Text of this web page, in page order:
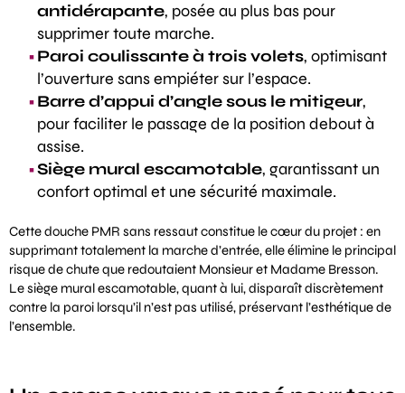
antidérapante, posée au plus bas pour
supprimer toute marche.
Paroi coulissante à trois volets, optimisant
l’ouverture sans empiéter sur l’espace.
Barre d’appui d’angle sous le mitigeur,
pour faciliter le passage de la position debout à
assise.
Siège mural escamotable, garantissant un
confort optimal et une sécurité maximale.
Cettedouche PMR sans ressaut constitue le cœur du projet : en
supprimant totalement la marche d’entrée, elle élimine le principal
risque de chute que redoutaient Monsieur et Madame Bresson.
Le siège mural escamotable, quant à lui, disparaît discrètement
contre la paroi lorsqu’il n’est pas utilisé, préservant l’esthétique de
l’ensemble.